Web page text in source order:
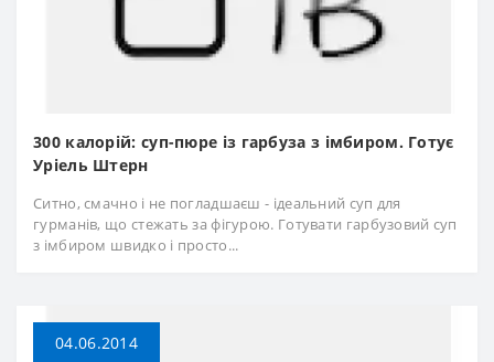
300 калорій: суп-пюре із гарбуза з імбиром. Готує
Уріель Штерн
Ситно, смачно і не погладшаєш - ідеальний суп для
гурманів, що стежать за фігурою. Готувати гарбузовий суп
з імбиром швидко і просто...
04.06.2014